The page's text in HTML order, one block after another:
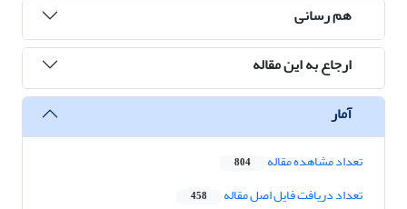
هم رسانی
ارجاع به این مقاله
آمار
تعداد مشاهده مقاله 804
تعداد دریافت فایل اصل مقاله 458